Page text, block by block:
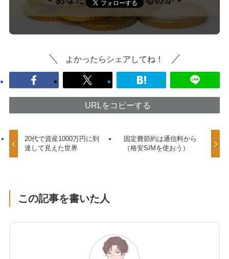
よかったらシェアしてね！
URLをコピーする
20代で資産1000万円に到
達して見えた世界
固定費節約は通信料から
（格安SIMを使おう）
この記事を書いた人